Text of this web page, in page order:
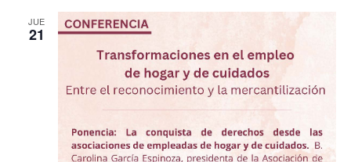
JUE
21